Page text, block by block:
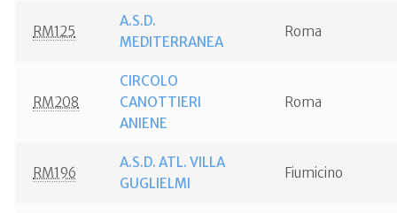
RM125
A.S.D.
MEDITERRANEA
Roma
RM208
CIRCOLO
CANOTTIERI
ANIENE
Roma
RM196
A.S.D. ATL. VILLA
GUGLIELMI
Fiumicino